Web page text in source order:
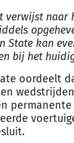
verwijst naar
State kan
bij het
oordeelt